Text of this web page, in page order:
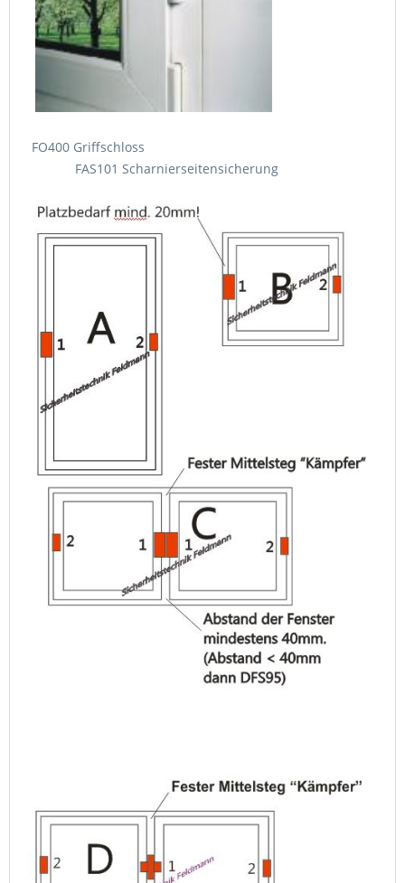
FO400 Griffschloss
FAS101 Scharnierseitensicherung